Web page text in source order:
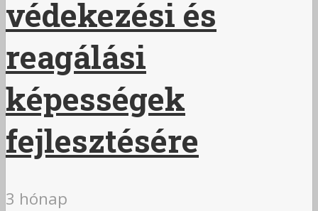
védekezési és
reagálási
képességek
fejlesztésére
3 hónap